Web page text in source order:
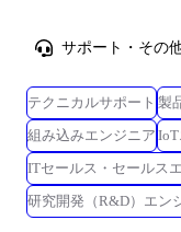
サポート・その
テクニカルサポート 製
組み込みエンジニア
ITセールス・セールス
研究開発（R&D）エン